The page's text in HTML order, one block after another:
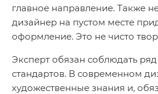
главное направление. Также
дизайнер на пустом месте
оформление. Это не чисто
Эксперт обязан соблюдать
стандартов. В современном
художественные знания и,